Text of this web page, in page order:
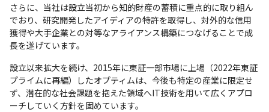
さらに、当社は設立当初から知的財産の蓄積に重点的に取り組ん
でおり、研究開発したアイディアの特許を取得し、対外的な信用
獲得や大手企業との対等なアライアンス構築につなげることで成
長を遂げています。
設立以来拡大を続け、2015年に東証一部市場に上場（2022年東証
プライムに再編）したオプティムは、今後も特定の産業に限定せ
ず、潜在的な社会課題を抱えた領域へIT技術を用いて広くアプロ
ーチしていく方針を固めています。